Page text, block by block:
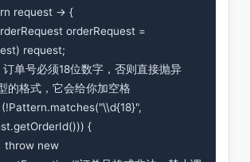
request;
的格式，它会给你加空格
{